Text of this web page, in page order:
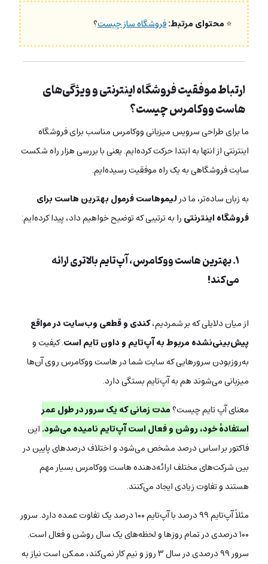
⭐محتوای مرتبط:فروشگاه ساز چیست؟
ارتباط موفقیت فروشگاه اینترنتی و ویژگی‌های
هاست ووکامرس چیست؟
ما برای طراحی سرویس‌ میزبانی ووکامرس مناسب برای فروشگاه
اینترنتی از انتها به ابتدا حرکت کرده‌ایم. یعنی با بررسی هزار راه شکست
سایت فروشگاهی به یک راه موفقیت رسیده‌ایم.
به زبان ساده‌تر، ما درلیموهاستفرمول بهترین هاست برای
فروشگاه اینترنتیرا به ترتیبی که توضیح خواهیم داد، پیدا کرده‌ایم:
۱. بهترین هاست ووکامرس‌، آپ‌تایم بالاتری ارائه
می‌کند!
از میان دلایلی که بر شمردیم،کندی و قطعی وب‌سایت در مواقع
پیش‌بینی‌نشده مربوط به آپ‌تایم و داون تایم است. کیفیت و
به‌روزبودن سرورهایی که سایت شما در هاست ووکامرس روی آن‌ها
میزبانی می‌شوند هم به آپ‌تایم بستگی دارد.
معنای آپ تایم چیست؟مدت زمانی که یک سرور در طول عمر
استفاده‌ٔ خود، روشن و فعال است آپ‌تایم نامیده می‌شود.این
فاکتور بر اساس درصد مشخص می‌شود و اختلاف درصدهای پایین در
بین شرکت‌های مختلف ارائه‌دهنده هاست ووکامرس بسیار مهم
هستند و تفاوت زیادی ایجاد می‌کنند.
مثلاً آپ‌تایم ۹۹ درصد با آپ‌تایم ۱۰۰ درصد یک تفاوت عمده دارد. سرور
۱۰۰ درصدی در تمام روزها و لحظه‌های یک سال روشن و فعال است.
سرور ۹۹ درصدی در سال ۳ روز و نیم کار نمی‌کند، ممکن است نیاز به